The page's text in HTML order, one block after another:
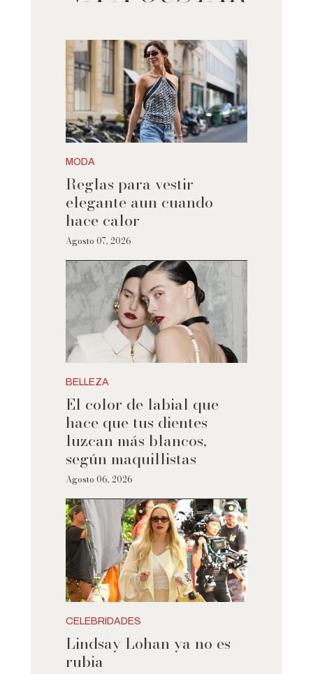
MODA
Reglas para vestir
elegante aun cuando
hace calor
Agosto 07, 2026
BELLEZA
El color de labial que
hace que tus dientes
luzcan más blancos,
según maquillistas
Agosto 06, 2026
CELEBRIDADES
Lindsay Lohan ya no es
rubia